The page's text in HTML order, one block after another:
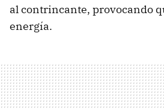
al contrincante, provocando
energía.